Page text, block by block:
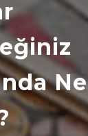
Ne